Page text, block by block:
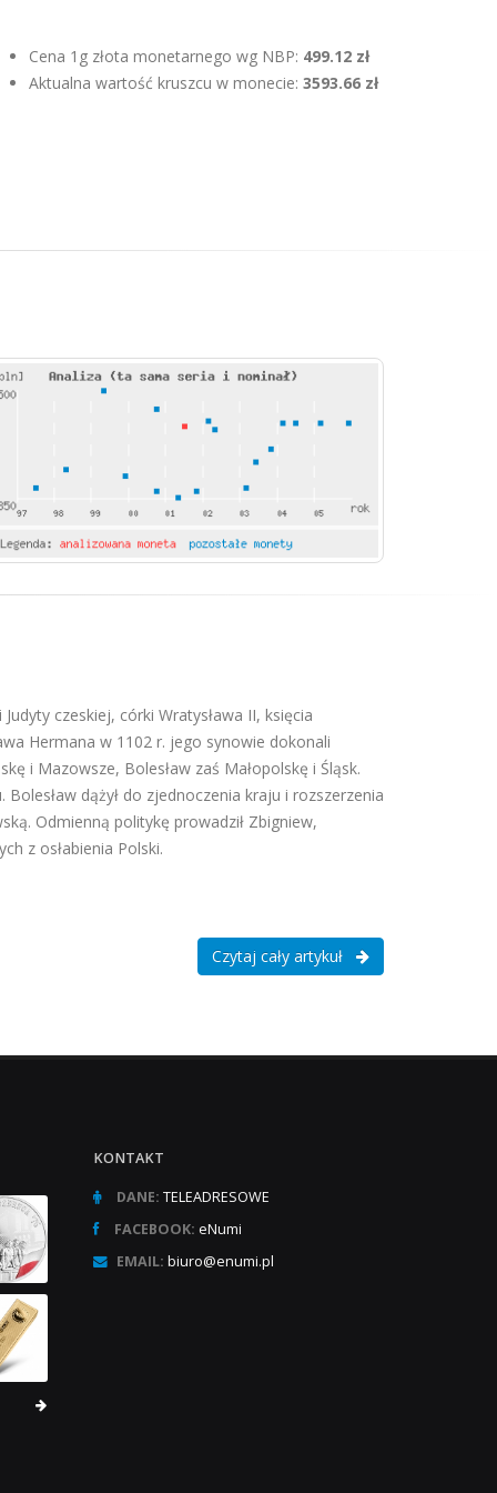
Cena 1g złota monetarnego wg NBP: 499.12 zł
Aktualna wartość kruszcu w monecie: 3593.66 zł
czeskiej, córki Wratysława II, księcia
Hermana w 1102 r. jego synowie dokonali
i Mazowsze, Bolesław zaś Małopolskę i Śląsk.
dążył do zjednoczenia kraju i rozszerzenia
Odmienną politykę prowadził Zbigniew,
z osłabienia Polski.
Czytaj cały artykuł
KONTAKT
DANE: TELEADRESOWE
FACEBOOK: eNumi
EMAIL: biuro@enumi.pl